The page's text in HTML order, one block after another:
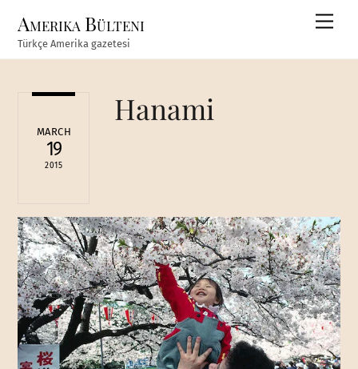
content
Amerika Bülteni
Türkçe Amerika gazetesi
MARCH
19
2015
Hanami